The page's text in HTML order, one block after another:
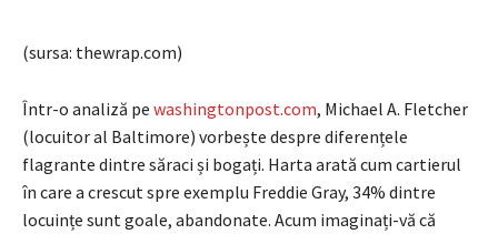
(sursa: thewrap.com)
Într-o analiză pe washingtonpost.com, Michael A. Fletcher
(locuitor al Baltimore) vorbește despre diferențele
flagrante dintre săraci și bogați. Harta arată cum cartierul
în care a crescut spre exemplu Freddie Gray, 34% dintre
locuințe sunt goale, abandonate. Acum imaginați-vă că